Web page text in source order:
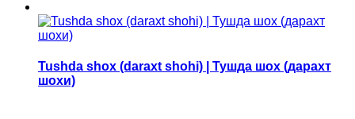
Tushda shox (daraxt shohi) | Тушда шох (дарахт
шохи)